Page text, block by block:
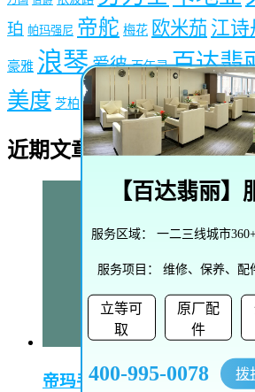
珀 帕玛强尼 帝舵 梅花 欧米茄 江诗
豪雅 浪琴爱彼 百年灵 百达翡
美度 芝柏 萧邦 阿玛尼 雅克德罗 雅典
近期文章
帝玛手表生锈怎么处理–帝
【 百达翡丽】
服务区域： 一二三线城市
服务项目： 维修、保养、配
立等可
取
原厂配
件
400-995-0078 拨